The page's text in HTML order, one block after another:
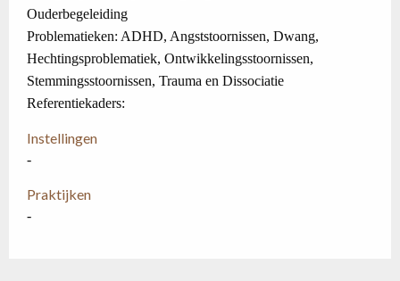
Ouderbegeleiding
Problematieken: ADHD, Angststoornissen, Dwang,
Hechtingsproblematiek, Ontwikkelingsstoornissen,
Stemmingsstoornissen, Trauma en Dissociatie
Referentiekaders:
Instellingen
-
Praktijken
-